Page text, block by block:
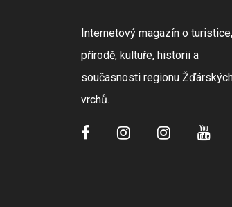
Internetový magazín o turistice,
přírodě, kultuře, historii a
současnosti regionu
vrchů.